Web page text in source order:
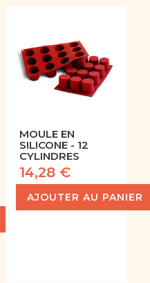
MOULE EN
SILICONE - 12
CYLINDRES
14,28 €
AJOUTER AU PANIER